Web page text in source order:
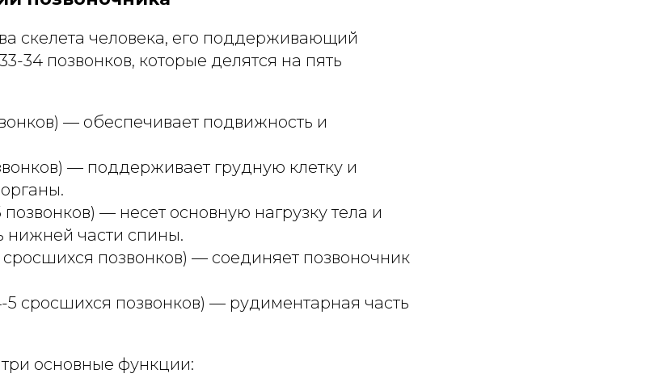
скелета человека, его поддерживающий
34 позвонков, которые делятся на пять
— обеспечивает подвижность и
— поддерживает грудную клетку и
позвонков) — несет основную нагрузку тела и
нижней части спины.
сросшихся позвонков) — соединяет позвоночник
5 сросшихся позвонков) — рудиментарная часть
основные функции: